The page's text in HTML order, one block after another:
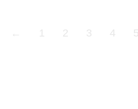
← 1 2 3 4 5